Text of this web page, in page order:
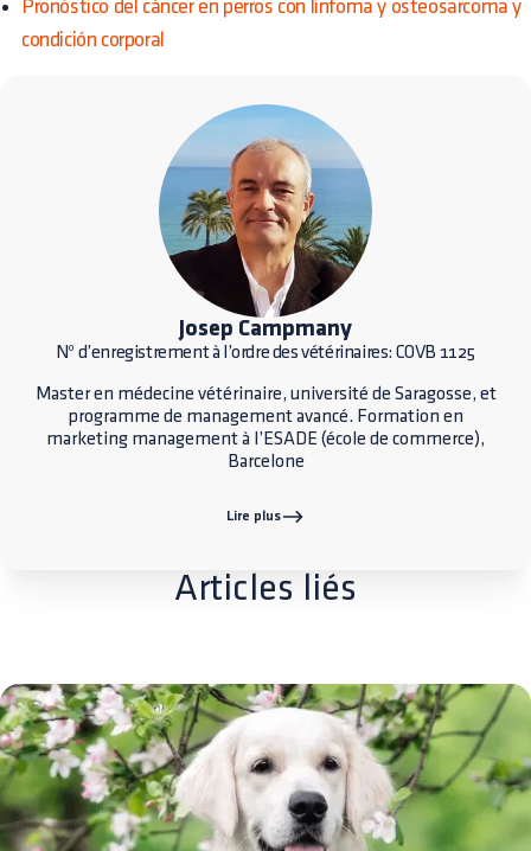
Pronóstico del cáncer en perros con linfoma y osteosarcoma y
condición corporal
Josep Campmany
Nº d’enregistrement à l’ordre des vétérinaires: COVB 1125
Master en médecine vétérinaire, université de Saragosse, et
programme de management avancé. Formation en
marketing management à l’ESADE (école de commerce),
Barcelone
Lire plus
Articles liés